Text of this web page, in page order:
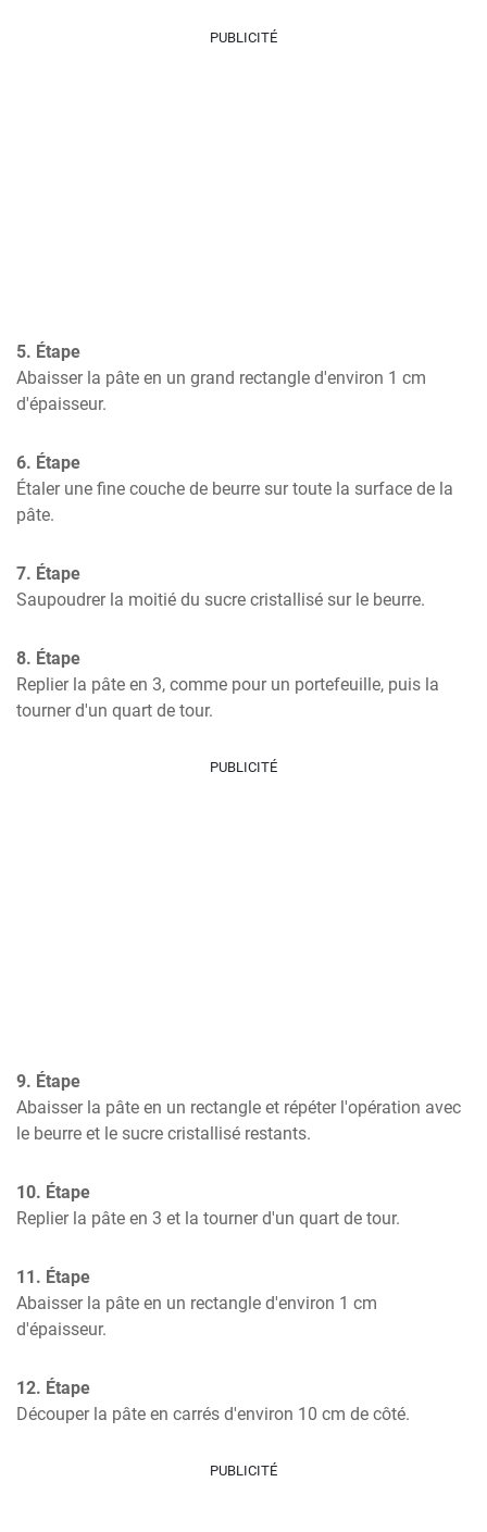
PUBLICITÉ
5. Étape
Abaisser la pâte en un grand rectangle d'environ 1 cm
d'épaisseur.
6. Étape
Étaler une fine couche de beurre sur toute la surface de la
pâte.
7. Étape
Saupoudrer la moitié du sucre cristallisé sur le beurre.
8. Étape
Replier la pâte en 3, comme pour un portefeuille, puis la
tourner d'un quart de tour.
PUBLICITÉ
9. Étape
Abaisser la pâte en un rectangle et répéter l'opération avec
le beurre et le sucre cristallisé restants.
10. Étape
Replier la pâte en 3 et la tourner d'un quart de tour.
11. Étape
Abaisser la pâte en un rectangle d'environ 1 cm
d'épaisseur.
12. Étape
Découper la pâte en carrés d'environ 10 cm de côté.
PUBLICITÉ